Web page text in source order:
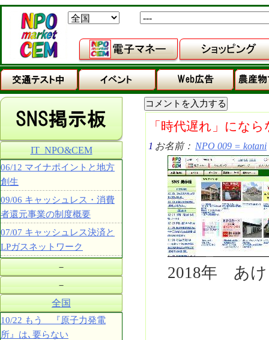
「時代遅れ」にな
1 お名前： NPO 009 = kotani
2018年 あけ
IT_NPO&CEM
06/12 マイナポイントと地方
創生
09/06 キャッシュレス・消費
者還元事業の制度概要
07/07 キャッシュレス決済と
LPガスネットワーク
－
－
全国
10/22 もう 『原子力発電
所』は､要らない